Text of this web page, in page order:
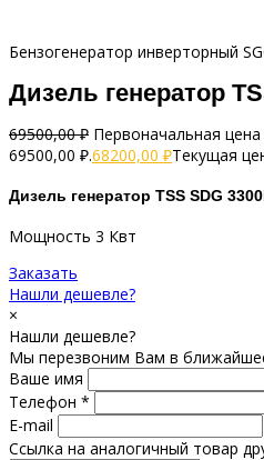
Бензогенератор инверторный
Дизель генератор
69500,00₽ Первоначальная цена
69500,00 ₽.68200,00 ₽Текущая
Дизель генератор TSS SDG
Мощность 3 Квт
Заказать
Нашли дешевле?
×
Нашли дешевле?
Мы перезвоним Вам в
Ваше имя
Телефон *
E-mail
Ссылка на аналогичный товар